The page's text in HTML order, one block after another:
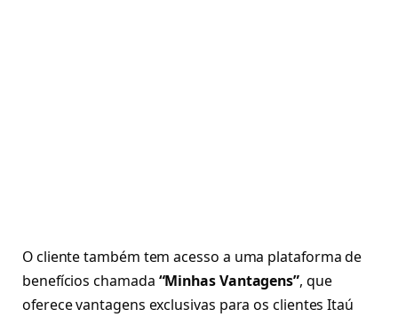
O cliente também tem acesso a uma plataforma de
benefícios chamada “Minhas Vantagens”, que
oferece vantagens exclusivas para os clientes Itaú